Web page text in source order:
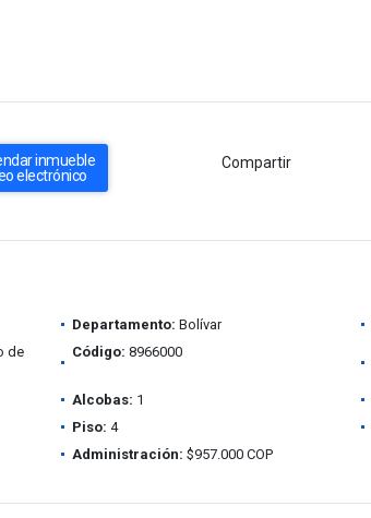
inmueble
electrónico
Compartir
Departamento: Bolívar
de
Código: 8966000
Alcobas: 1
Piso: 4
Administración: $957.000 COP